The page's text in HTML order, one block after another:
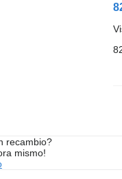
recambio?
mismo!